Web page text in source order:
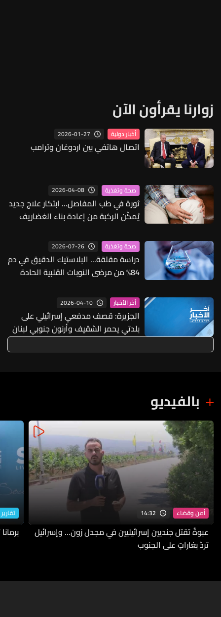
زوارنا يقرأون الآن
أخبار دولية 2026-01-27
اتصال هاتفي بين اردوغان وترامب
صحة وتغذية 2026-04-08
ثورة في طب المفاصل... ابتكار علاج جديد
يُمكّن الركبة من إعادة بناء الغضاريف
صحة وتغذية 2026-07-26
دراسة مقلقة... البلاستيك الدقيق في دم
84% من مرضى النوبات القلبية الحادة
آخر الأخبار 2026-04-10
الجزيرة: قصف مدفعي إسرائيلي على
بلدتي يحمر الشقيف وأرنون جنوبي لبنان
بالفيديو
أمن وقضاء 14:32
عبوةٌ تقتل جنديين إسرائيليين في مجدل زون… وإسرائيل
تردّ بغاراتٍ على الجنوب